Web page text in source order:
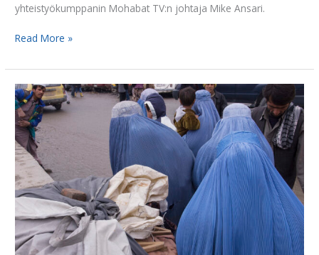
yhteistyökumppanin Mohabat TV:n johtaja Mike Ansari.
Read More »
Kiireellisiä
ohjelmatarpeita
Afganistaniin